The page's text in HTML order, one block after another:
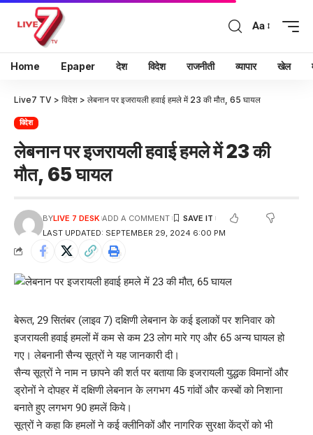
Aa
Home Epaper देश विदेश राजनीती व्यापार खेल
Live7 TV > विदेश > लेबनान पर इजरायली हवाई हमले में 23 की मौत, 65 घायल
विदेश
लेबनान पर इजरायली हवाई हमले में 23 की
मौत, 65 घायल
LAST UPDATED: SEPTEMBER 29, 2024 6:00 PM
BYLIVE 7 DESK ADD A COMMENT
बेरूत, 29 सितंबर (लाइव 7) दक्षिणी लेबनान के कई इलाकों पर शनिवार को
इजरायली हवाई हमलों में कम से कम 23 लोग मारे गए और 65 अन्य घायल हो
गए। लेबनानी सैन्य सूत्रों ने यह जानकारी दी।
सैन्य सूत्रों ने नाम न छापने की शर्त पर बताया कि इजरायली युद्धक विमानों और
ड्रोनों ने दोपहर में दक्षिणी लेबनान के लगभग 45 गांवों और कस्बों को निशाना
बनाते हुए लगभग 90 हमलें किये।
सूत्रों ने कहा कि हमलों ने कई क्लीनिकों और नागरिक सुरक्षा केंद्रों को भी